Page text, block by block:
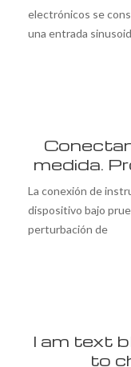
electrónicos se
una entrada
medida.
La conexión de
dispositivo bajo
perturbación de
I am text
to